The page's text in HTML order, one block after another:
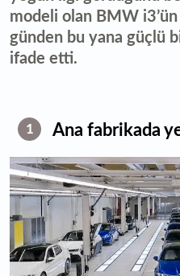
modeli olan BMW i3’ün
günden bu yana güçlü
ifade etti.
1 Ana fabrikada